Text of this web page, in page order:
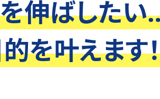
伸ばしたい
を叶えます